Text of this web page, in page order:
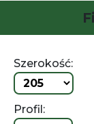
Szerokość:
Profil: